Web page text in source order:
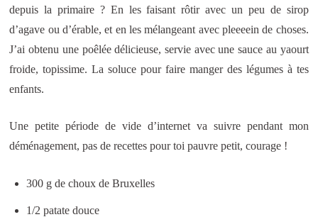
depuis la primaire ? En les faisant rôtir avec un peu de sirop
d’agave ou d’érable, et en les mélangeant avec pleeeein de choses.
J’ai obtenu une poêlée délicieuse, servie avec une sauce au yaourt
froide, topissime. La soluce pour faire manger des légumes à tes
enfants.
Une petite période de vide d’internet va suivre pendant mon
déménagement, pas de recettes pour toi pauvre petit, courage !
300 g de choux de Bruxelles
1/2 patate douce